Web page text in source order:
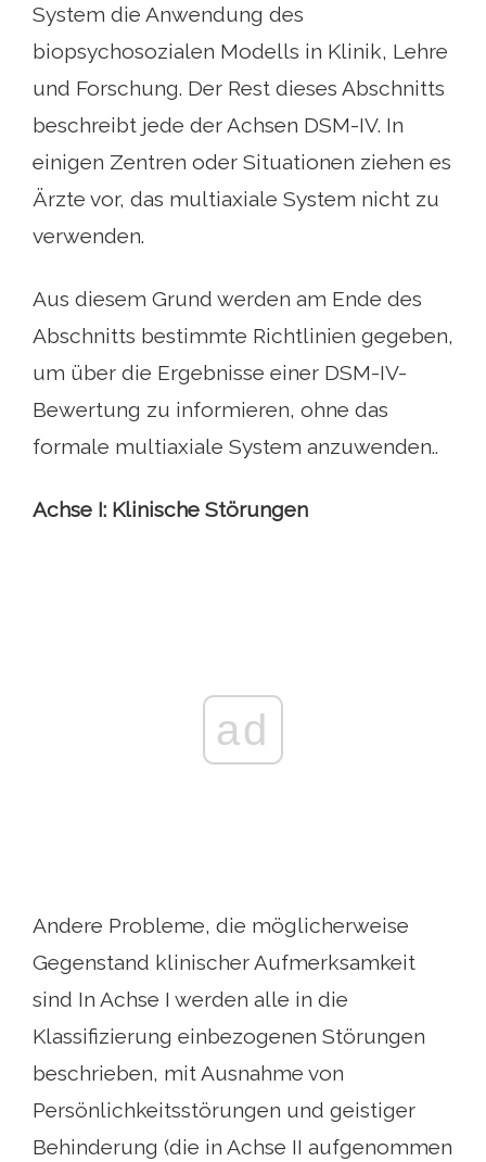
System die Anwendung des
biopsychosozialen Modells in Klinik, Lehre
und Forschung. Der Rest dieses Abschnitts
beschreibt jede der Achsen DSM-IV. In
einigen Zentren oder Situationen ziehen es
Ärzte vor, das multiaxiale System nicht zu
verwenden.
Aus diesem Grund werden am Ende des
Abschnitts bestimmte Richtlinien gegeben,
um über die Ergebnisse einer DSM-IV-
Bewertung zu informieren, ohne das
formale multiaxiale System anzuwenden..
Achse I: Klinische Störungen
ad
Andere Probleme, die möglicherweise
Gegenstand klinischer Aufmerksamkeit
sind In Achse I werden alle in die
Klassifizierung einbezogenen Störungen
beschrieben, mit Ausnahme von
Persönlichkeitsstörungen und geistiger
Behinderung (die in Achse II aufgenommen